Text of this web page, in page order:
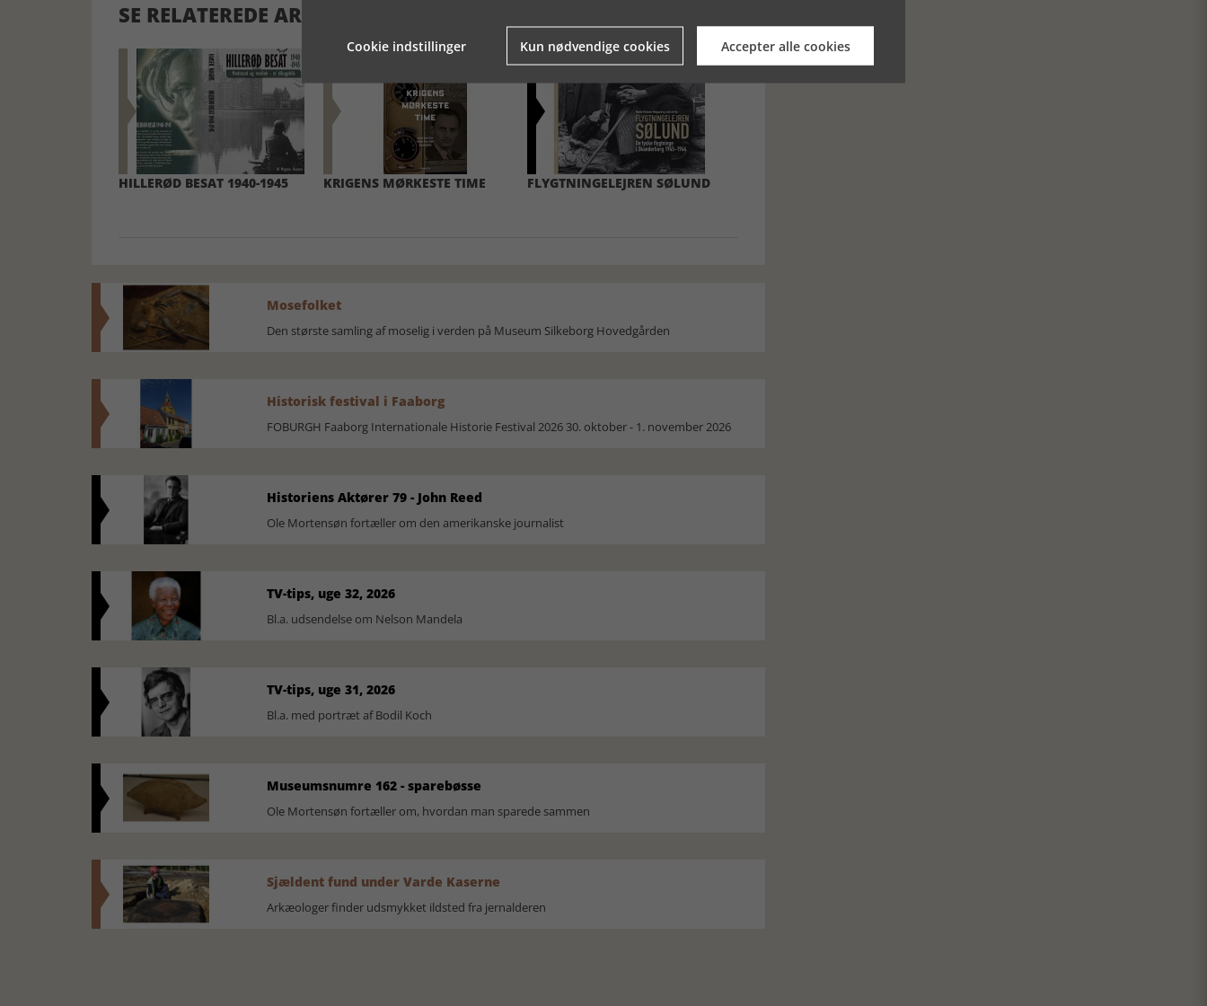
SE RELATEREDE ARTIKLER
HILLERØD BESAT 1940-1945 KRIGENS MØRKESTE TIME FLYGTNINGELEJREN SØLUND
Mosefolket
Den største samling af moselig i verden på Museum Silkeborg Hovedgården
Historisk festival i Faaborg
FOBURGH Faaborg Internationale Historie Festival 2026 30. oktober - 1. november 2026
Historiens Aktører 79 - John Reed
Ole Mortensøn fortæller om den amerikanske journalist
TV-tips, uge 32, 2026
Bl.a. udsendelse om Nelson Mandela
TV-tips, uge 31, 2026
Bl.a. med portræt af Bodil Koch
Museumsnumre 162 - sparebøsse
Ole Mortensøn fortæller om, hvordan man sparede sammen
Sjældent fund under Varde Kaserne
Arkæologer finder udsmykket ildsted fra jernalderen
Cookie indstillinger Kun nødvendige cookies Accepter alle cookies